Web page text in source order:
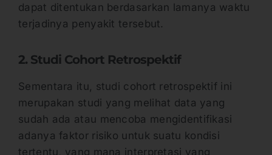
dapat ditentukan berdasarkan lamanya waktu
terjadinya penyakit tersebut.
2. Studi Cohort Retrospektif
Sementara itu, studi cohort retrospektif ini
merupakan studi yang melihat data yang
sudah ada atau mencoba mengidentifikasi
adanya faktor risiko untuk suatu kondisi
tertentu, yang mana interpretasi yang